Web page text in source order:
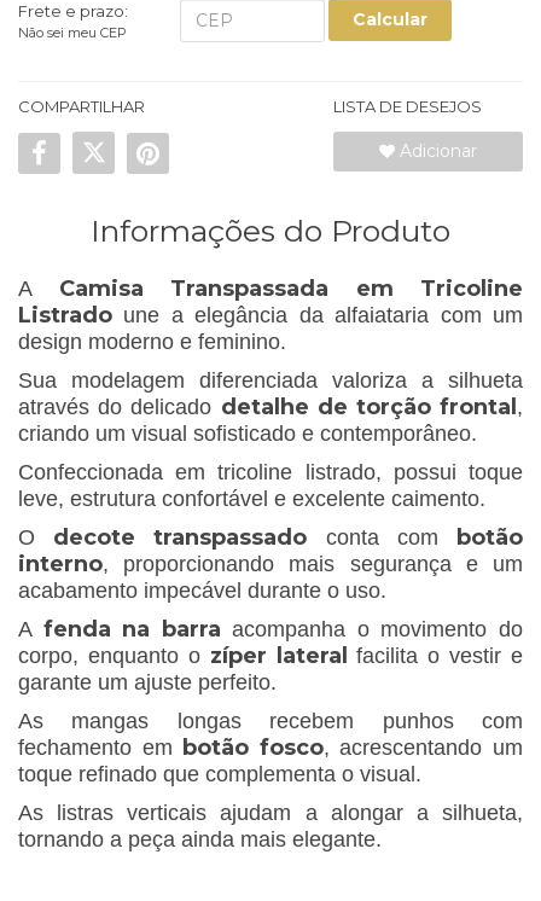
Frete e prazo:
Não sei meu CEP
Calcular
COMPARTILHAR LISTA DE DESEJOS
Adicionar
Informações do Produto
A Camisa Transpassada em Tricoline
Listrado une a elegância da alfaiataria com um
design moderno e feminino.
Sua modelagem diferenciada valoriza a silhueta
através do delicado detalhe de torção frontal,
criando um visual sofisticado e contemporâneo.
Confeccionada em tricoline listrado, possui toque
leve, estrutura confortável e excelente caimento.
O decote transpassado conta com botão
interno, proporcionando mais segurança e um
acabamento impecável durante o uso.
A fenda na barra acompanha o movimento do
corpo, enquanto o zíper lateral facilita o vestir e
garante um ajuste perfeito.
As mangas longas recebem punhos com
fechamento em botão fosco, acrescentando um
toque refinado que complementa o visual.
As listras verticais ajudam a alongar a silhueta,
tornando a peça ainda mais elegante.